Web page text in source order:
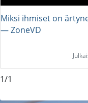
Miksi ihmiset on
― ZoneVD
1/1